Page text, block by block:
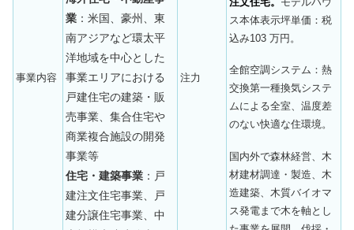
事業内容
業 ：米国、豪州、東
南アジアなど環太平
洋地域を中心とした
事業エリアにおける
戸建住宅の建築・販
売事業、集合住宅や
商業複合施設の開発
事業等
住宅・建築事業 ：戸
建注文住宅事業、戸
建分譲住宅事業、中
注力
ス本体表示坪単価：税
込み103 万円。
全館空調システム：熱
交換第一種換気システ
ムによる全室、温度差
のない快適な住環境。
国内外で森林経営、木
材建材調達・製造、木
造建築、木質バイオマ
ス発電まで木を軸とし